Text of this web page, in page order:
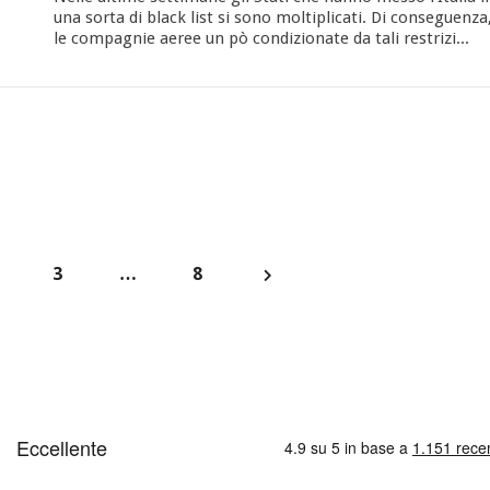
una sorta di black list si sono moltiplicati. Di
le compagnie aeree un pò condizionate da tali restrizi...
3 … 8